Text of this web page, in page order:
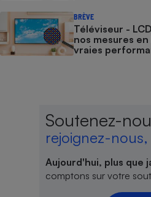
BRÈVE
Téléviseur -
nos mesures
vraies
Soutenez-
rejoignez-nous,
Aujourd'hui, plus que
comptons sur votre